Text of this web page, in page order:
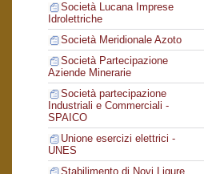
Società Lucana Imprese
Idrolettriche
Società Meridionale Azoto
Società Partecipazione
Aziende Minerarie
Società partecipazione
Industriali e Commerciali -
SPAICO
Unione esercizi elettrici -
UNES
Stabilimento di Novi Ligure